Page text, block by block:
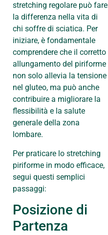
stretching regolare può fare
la differenza nella vita di
chi soffre di sciatica. Per
iniziare, è fondamentale
comprendere che il corretto
allungamento del piriforme
non solo allevia la tensione
nel gluteo, ma può anche
contribuire a migliorare la
flessibilità e la salute
generale della zona
lombare.
Per praticare lo stretching
piriforme in modo efficace,
segui questi semplici
passaggi:
Posizione di
Partenza